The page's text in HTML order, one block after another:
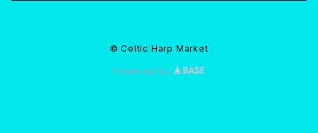
© Celtic Harp Market
Powered by